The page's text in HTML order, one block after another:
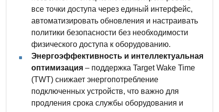
все точки доступа через единый интерфейс,
автоматизировать обновления и настраивать
политики безопасности без необходимости
физического доступа к оборудованию.
Энергоэффективность и интеллектуальная
оптимизация – поддержка Target Wake Time
(TWT) снижает энергопотребление
подключенных устройств, что важно для
продления срока службы оборудования и